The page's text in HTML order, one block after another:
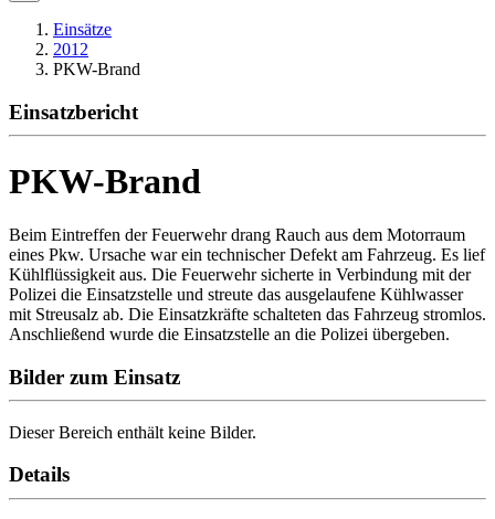
Einsätze
2012
PKW-Brand
Einsatzbericht
PKW-Brand
Beim Eintreffen der Feuerwehr drang Rauch aus dem Motorraum
eines Pkw. Ursache war ein technischer Defekt am Fahrzeug. Es lief
Kühlflüssigkeit aus. Die Feuerwehr sicherte in Verbindung mit der
Polizei die Einsatzstelle und streute das ausgelaufene Kühlwasser
mit Streusalz ab. Die Einsatzkräfte schalteten das Fahrzeug stromlos.
Anschließend wurde die Einsatzstelle an die Polizei übergeben.
Bilder zum Einsatz
Dieser Bereich enthält keine Bilder.
Details